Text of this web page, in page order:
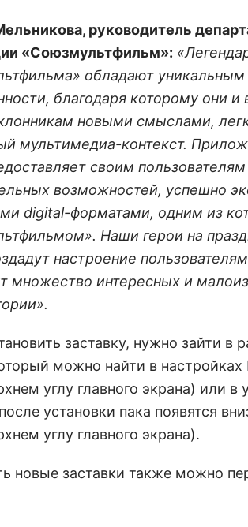
руководитель
«Союзмультфильм»:
обладают уникальным
благодаря которому они
новыми смыслами,
мультимедиа-контекст.
своим
возможностей, успешно
digital-форматами, одним из
Наши герои на
настроение
множество интересных и
заставку, нужно зайти в
можно найти в
углу главного экрана) или
установки пака появятся
углу главного экрана).
новые заставки также можно